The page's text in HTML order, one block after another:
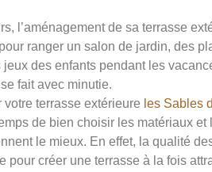
l’aménagement de sa terrasse
ranger un salon de jardin, des
des enfants pendant les
fait avec minutie.
terrasse extérieure les Sables
de bien choisir les matériaux et
le mieux. En effet, la qualité
pour créer une terrasse à la fois